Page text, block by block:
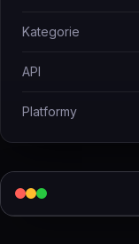
Kategorie
API
Platformy